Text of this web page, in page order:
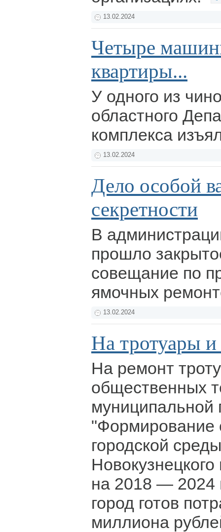
13.02.2024
Четыре
квартиры...
У одного из
областного
комплекса
13.02.2024
Дело особой
секретности
В
прошло
совещание по
ямочных
13.02.2024
На тротуары
На ремонт
общественных
муниципальной
"Формирование
городской
Новокузнецкого
на 2018 — 2024
город готов
миллиона